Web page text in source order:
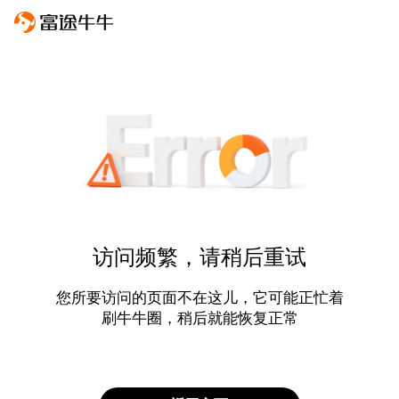
访问频繁，请稍后重试
您所要访问的页面不在这儿，它可能正忙着
刷牛牛圈，稍后就能恢复正常